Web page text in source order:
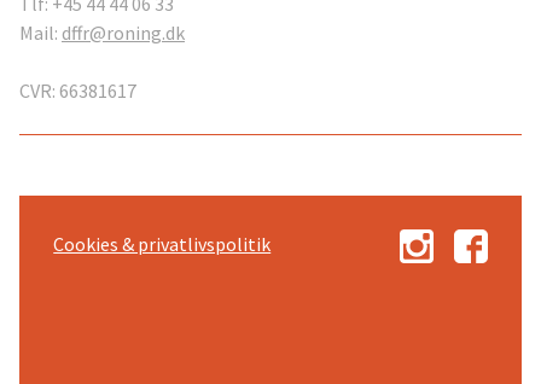
Mail: dffr@roning.dk
CVR: 66381617
Cookies & privatlivspolitik